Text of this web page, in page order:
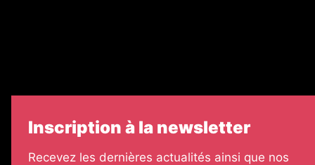
Inscription à la newsletter
Recevez les dernières actualités ainsi que nos